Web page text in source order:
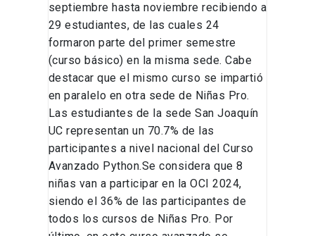
septiembre hasta noviembre recibiendo a
29 estudiantes, de las cuales 24
formaron parte del primer semestre
(curso básico) en la misma sede. Cabe
destacar que el mismo curso se impartió
en paralelo en otra sede de Niñas Pro.
Las estudiantes de la sede San Joaquín
UC representan un 70.7% de las
participantes a nivel nacional del Curso
Avanzado Python.Se considera que 8
niñas van a participar en la OCI 2024,
siendo el 36% de las participantes de
todos los cursos de Niñas Pro. Por